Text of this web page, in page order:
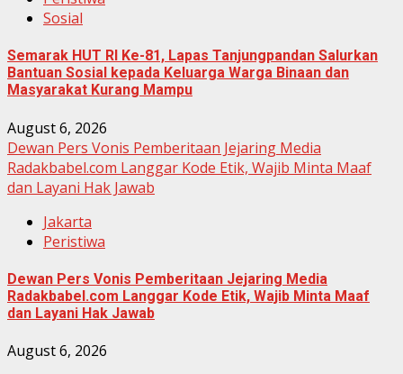
Sosial
Semarak HUT RI Ke-81, Lapas Tanjungpandan Salurkan
Bantuan Sosial kepada Keluarga Warga Binaan dan
Masyarakat Kurang Mampu
August 6, 2026
Dewan Pers Vonis Pemberitaan Jejaring Media
Radakbabel.com Langgar Kode Etik, Wajib Minta Maaf
dan Layani Hak Jawab
Jakarta
Peristiwa
Dewan Pers Vonis Pemberitaan Jejaring Media
Radakbabel.com Langgar Kode Etik, Wajib Minta Maaf
dan Layani Hak Jawab
August 6, 2026